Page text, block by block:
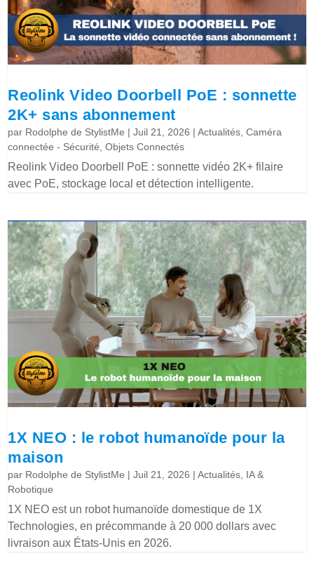
Reolink Video Doorbell PoE : sonnette
2K+ sans abonnement
par Rodolphe de StylistMe |Juil 21, 2026 |Actualités ,Caméra
connectée - Sécurité ,Objets Connectés
Reolink Video Doorbell PoE : sonnette vidéo 2K+ filaire
avec PoE, stockage local et détection intelligente.
1X NEO : le robot humanoïde pour la
maison
par Rodolphe de StylistMe |Juil 21, 2026 |Actualités IA &
Robotique
1X NEO est un robot humanoïde domestique de 1X
Technologies, en précommande à 20 000 dollars avec
livraison aux États-Unis en 2026.